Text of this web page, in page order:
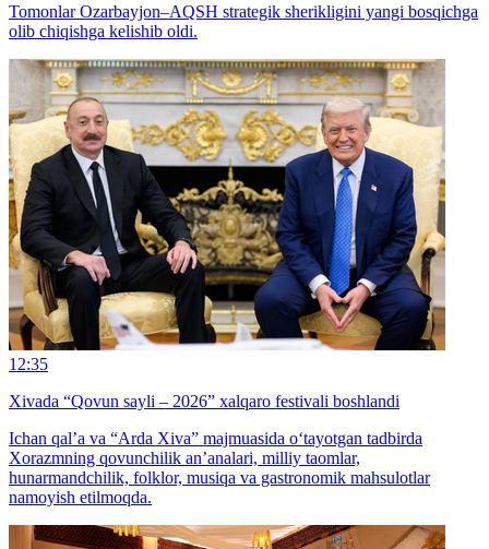
Tomonlar Ozarbayjon–AQSH strategik sherikligini yangi bosqichga
olib chiqishga kelishib oldi.
12:35
Xivada “Qovun sayli – 2026” xalqaro festivali boshlandi
Ichan qal’a va “Arda Xiva” majmuasida o‘tayotgan tadbirda
Xorazmning qovunchilik an’analari, milliy taomlar,
hunarmandchilik, folklor, musiqa va gastronomik mahsulotlar
namoyish etilmoqda.